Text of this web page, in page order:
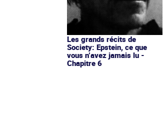
Les grands récits de
Society: Epstein, ce que
vous n’avez jamais lu -
Chapitre 6